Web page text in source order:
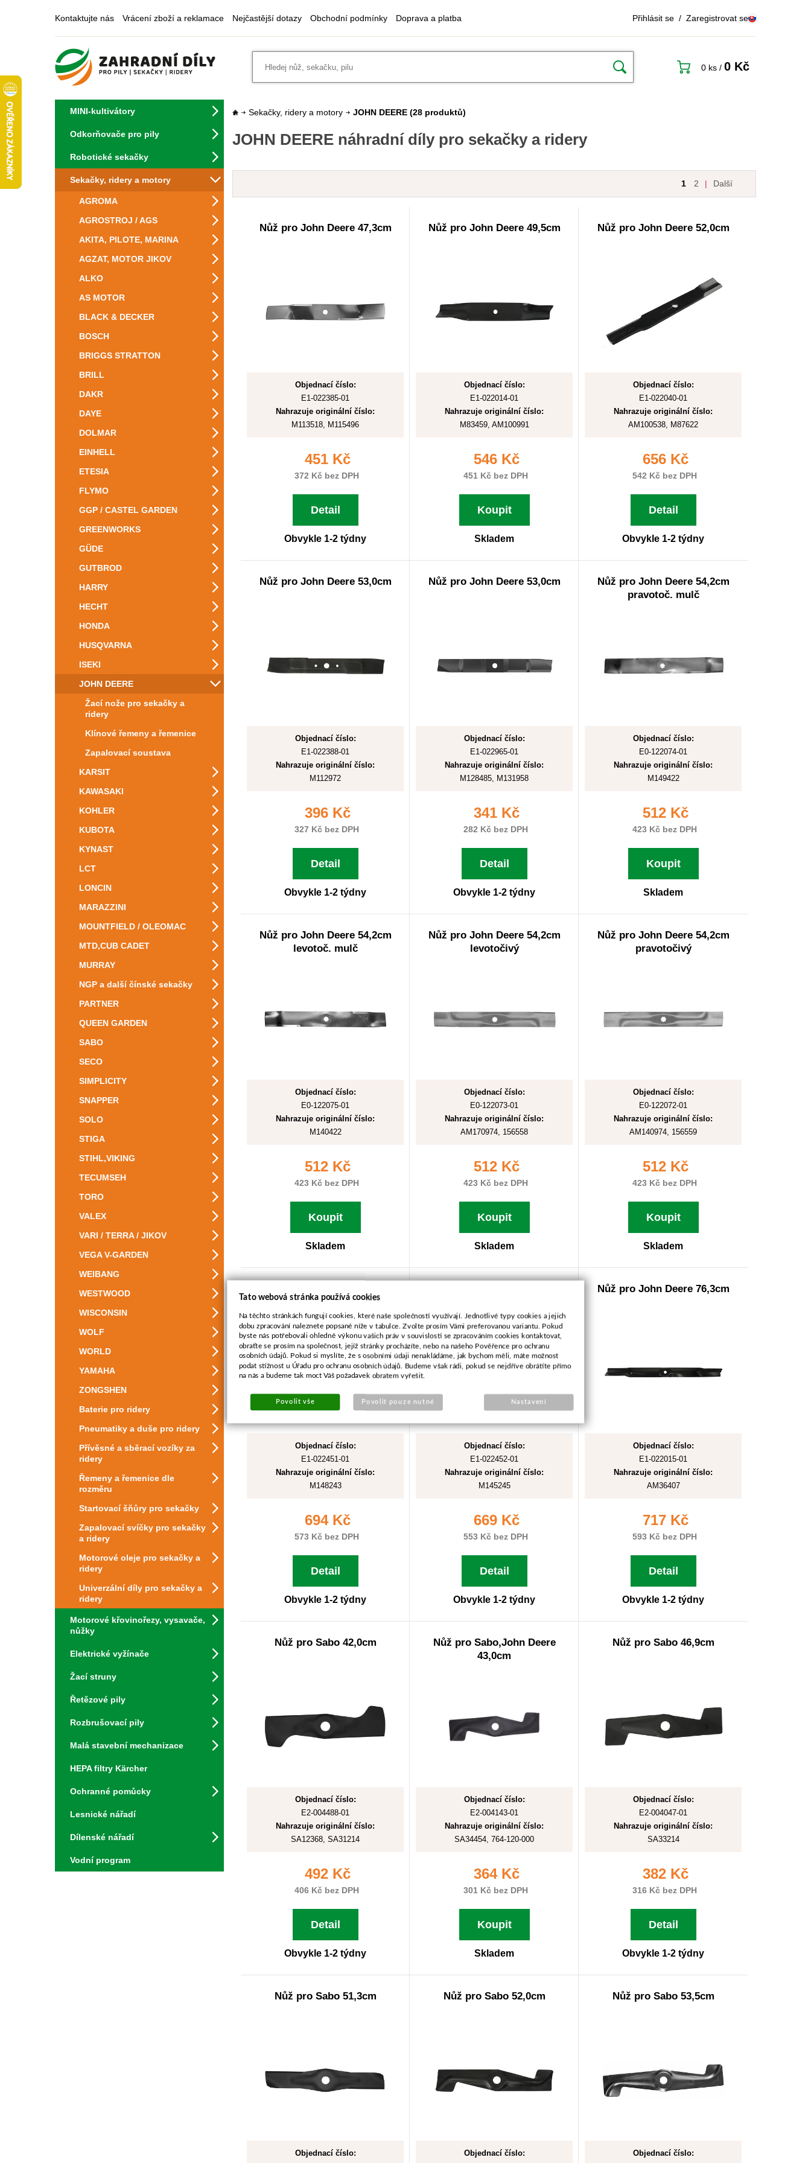
Kontaktujte nás Vrácení zboží a reklamace Nejčastější dotazy Obchodní podmínky Doprava a platba Přihlásit se / Zaregistrovat se
0 ks / 0 Kč
MINI-kultivátory
Odkorňovače pro pily
Robotické sekačky
Sekačky, ridery a motory
AGROMA
AGROSTROJ / AGS
AKITA, PILOTE, MARINA
AGZAT, MOTOR JIKOV
ALKO
AS MOTOR
BLACK & DECKER
BOSCH
BRIGGS STRATTON
BRILL
DAKR
DAYE
DOLMAR
EINHELL
ETESIA
FLYMO
GGP / CASTEL GARDEN
GREENWORKS
GÜDE
GUTBROD
HARRY
HECHT
HONDA
HUSQVARNA
ISEKI
JOHN DEERE
Žací nože pro sekačky a
ridery
Klínové řemeny a řemenice
Zapalovací soustava
KARSIT
KAWASAKI
KOHLER
KUBOTA
KYNAST
LCT
LONCIN
MARAZZINI
MOUNTFIELD / OLEOMAC
MTD,CUB CADET
MURRAY
NGP a další čínské sekačky
PARTNER
QUEEN GARDEN
SABO
SECO
SIMPLICITY
SNAPPER
SOLO
STIGA
STIHL,VIKING
TECUMSEH
TORO
VALEX
VARI / TERRA / JIKOV
VEGA V-GARDEN
WEIBANG
WESTWOOD
WISCONSIN
WOLF
WORLD
YAMAHA
ZONGSHEN
Baterie pro ridery
Pneumatiky a duše pro ridery
Přívěsné a sběrací vozíky za
ridery
Řemeny a řemenice dle
rozměru
Startovací šňůry pro sekačky
Zapalovací svíčky pro sekačky
a ridery
Motorové oleje pro sekačky a
ridery
Univerzální díly pro sekačky a
ridery
Motorové křovinořezy, vysavače,
nůžky
Elektrické vyžínače
Žací struny
Řetězové pily
Rozbrušovací pily
Malá stavební mechanizace
HEPA filtry Kärcher
Ochranné pomůcky
Lesnické nářadí
Dílenské nářadí
Vodní program
Sekačky, ridery a motory JOHN DEERE (28 produktů)
JOHN DEERE náhradní díly pro sekačky a ridery
1 2 | Další
Nůž pro John Deere 47,3cm
Objednací číslo:
E1-022385-01
Nahrazuje originální číslo:
M113518, M115496
451 Kč
372 Kč bez DPH
Detail
Obvykle 1-2 týdny
Nůž pro John Deere 49,5cm
Objednací číslo:
E1-022014-01
Nahrazuje originální číslo:
M83459, AM100991
546 Kč
451 Kč bez DPH
Koupit
Skladem
Nůž pro John Deere 52,0cm
Objednací číslo:
E1-022040-01
Nahrazuje originální číslo:
AM100538, M87622
656 Kč
542 Kč bez DPH
Detail
Obvykle 1-2 týdny
Nůž pro John Deere 53,0cm
Objednací číslo:
E1-022388-01
Nahrazuje originální číslo:
M112972
396 Kč
327 Kč bez DPH
Detail
Obvykle 1-2 týdny
Nůž pro John Deere 53,0cm
Objednací číslo:
E1-022965-01
Nahrazuje originální číslo:
M128485, M131958
341 Kč
282 Kč bez DPH
Detail
Obvykle 1-2 týdny
Nůž pro John Deere 54,2cm
pravotoč. mulč
Objednací číslo:
E0-122074-01
Nahrazuje originální číslo:
M149422
512 Kč
423 Kč bez DPH
Koupit
Skladem
Nůž pro John Deere 54,2cm
levotoč. mulč
Objednací číslo:
E0-122075-01
Nahrazuje originální číslo:
M140422
512 Kč
423 Kč bez DPH
Koupit
Skladem
Nůž pro John Deere 54,2cm
levotočivý
Objednací číslo:
E0-122073-01
Nahrazuje originální číslo:
AM170974, 156558
512 Kč
423 Kč bez DPH
Koupit
Skladem
Nůž pro John Deere 54,2cm
pravotočivý
Objednací číslo:
E0-122072-01
Nahrazuje originální číslo:
AM140974, 156559
512 Kč
423 Kč bez DPH
Koupit
Skladem
levotočivý
Objednací číslo:
E1-022451-01
Nahrazuje originální číslo:
M148243
694 Kč
573 Kč bez DPH
Detail
Obvykle 1-2 týdny
Objednací číslo:
E1-022452-01
Nahrazuje originální číslo:
M145245
669 Kč
553 Kč bez DPH
Detail
Obvykle 1-2 týdny
Nůž pro John Deere 76,3cm
Objednací číslo:
E1-022015-01
Nahrazuje originální číslo:
AM36407
717 Kč
593 Kč bez DPH
Detail
Obvykle 1-2 týdny
Nůž pro Sabo 42,0cm
Objednací číslo:
E2-004488-01
Nahrazuje originální číslo:
SA12368, SA31214
492 Kč
406 Kč bez DPH
Detail
Obvykle 1-2 týdny
Nůž pro Sabo,John Deere
43,0cm
Objednací číslo:
E2-004143-01
Nahrazuje originální číslo:
SA34454, 764-120-000
364 Kč
301 Kč bez DPH
Koupit
Skladem
Nůž pro Sabo 46,9cm
Objednací číslo:
E2-004047-01
Nahrazuje originální číslo:
SA33214
382 Kč
316 Kč bez DPH
Detail
Obvykle 1-2 týdny
Nůž pro Sabo 51,3cm
Objednací číslo:
Nůž pro Sabo 52,0cm
Objednací číslo:
Nůž pro Sabo 53,5cm
Objednací číslo:
Tato webová stránka používá cookies
Na těchto stránkách fungují cookies, které naše společnosti využívají. Jednotlivé typy cookies a jejich
dobu zpracování naleznete popsané níže v tabulce. Zvolte prosím Vámi preferovanou variantu. Pokud
byste nás potřebovali ohledně výkonu vašich práv v souvislosti se zpracováním cookies kontaktovat,
obraťte se prosím na společnost, jejíž stránky procházíte, nebo na našeho Pověřence pro ochranu
osobních údajů. Pokud si myslíte, že s osobními údaji nenakládáme, jak bychom měli, máte možnost
podat stížnost u Úřadu pro ochranu osobních údajů. Budeme však rádi, pokud se nejdříve obrátíte přímo
na nás a budeme tak moct Váš požadavek obratem vyřešit.
Povolit vše Povolit pouze nutné Nastavení